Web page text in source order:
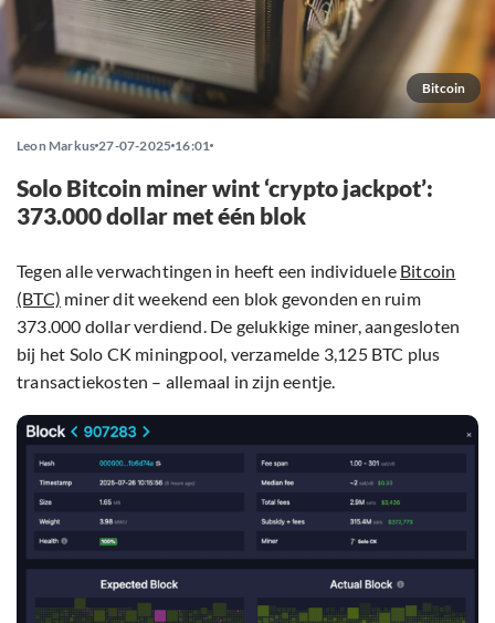
Bitcoin
Leon Markus 27-07-2025 16:01
Solo Bitcoin miner wint ‘crypto jackpot’:
373.000 dollar met één blok
Tegen alle verwachtingen in heeft een individuele Bitcoin
(BTC) miner dit weekend een blok gevonden en ruim
373.000 dollar verdiend. De gelukkige miner, aangesloten
bij het Solo CK miningpool, verzamelde 3,125 BTC plus
transactiekosten – allemaal in zijn eentje.